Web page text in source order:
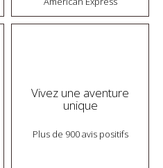
Vivez une aventure
unique
Plus de 900 avis positifs